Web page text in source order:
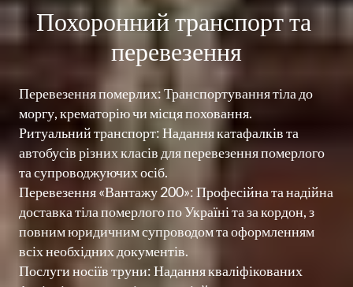
Похоронний транспорт та
перевезення
Перевезення померлих: Транспортування тіла до
моргу, крематорію чи місця поховання.
Ритуальний транспорт: Надання катафалків та
автобусів різних класів для перевезення померлого
та супроводжуючих осіб.
Перевезення «Вантажу 200»: Професійна та надійна
доставка тіла померлого по Україні та за кордон, з
повним юридичним супроводом та оформленням
всіх необхідних документів.
Послуги носіїв труни: Надання кваліфікованих